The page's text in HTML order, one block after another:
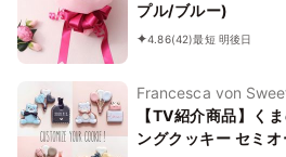
プル/ブルー)
4.86(42)最短 明後日
Francesca von
【TV紹介商品】く
ングクッキー セミ